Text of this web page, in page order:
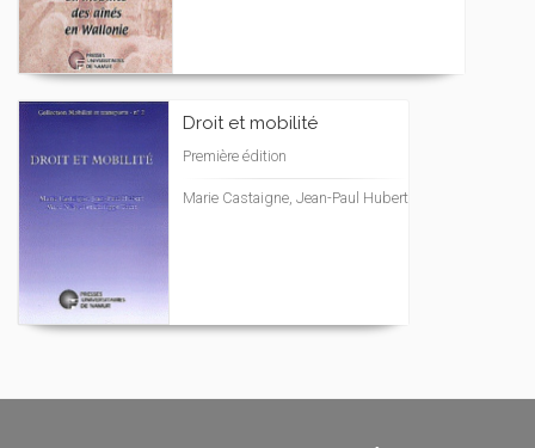
Droit et mobilité
Première édition
Marie Castaigne, Jean-Paul Hubert